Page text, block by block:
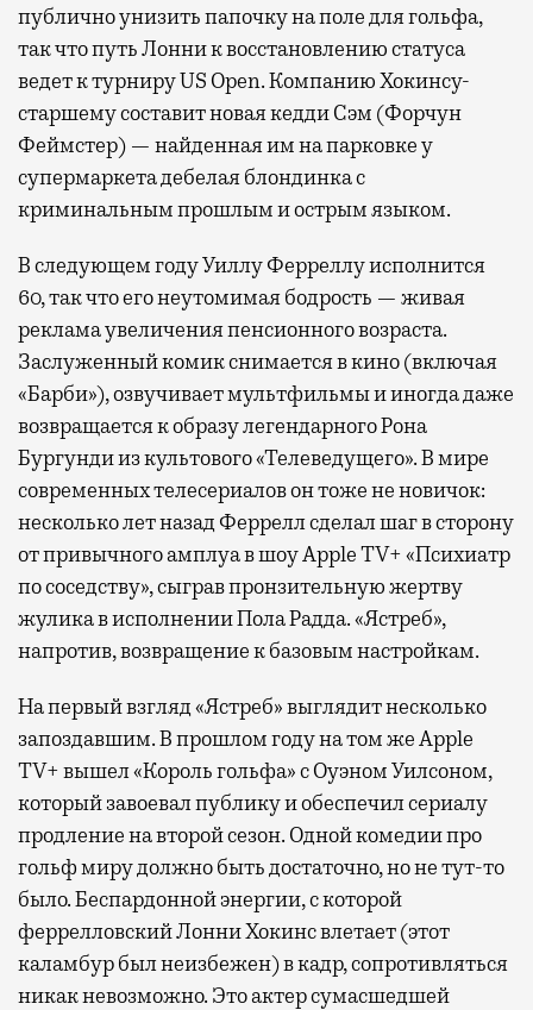
публично унизить папочку на поле для гольфа,
так что путь Лонни к восстановлению статуса
ведет к турниру US Open. Компанию Хокинсу-
старшему составит новая кедди Сэм (Форчун
Феймстер) — найденная им на парковке у
супермаркета дебелая блондинка с
криминальным прошлым и острым языком.
В следующем году Уиллу Ферреллу исполнится
60, так что его неутомимая бодрость — живая
реклама увеличения пенсионного возраста.
Заслуженный комик снимается в кино (включая
«Барби»), озвучивает мультфильмы и иногда даже
возвращается к образу легендарного Рона
Бургунди из культового «Телеведущего». В мире
современных телесериалов он тоже не новичок:
несколько лет назад Феррелл сделал шаг в сторону
от привычного амплуа в шоу Apple TV+ «Психиатр
по соседству», сыграв пронзительную жертву
жулика в исполнении Пола Радда. «Ястреб»,
напротив, возвращение к базовым настройкам.
На первый взгляд «Ястреб» выглядит несколько
запоздавшим. В прошлом году на том же Apple
TV+ вышел «Король гольфа» с Оуэном Уилсоном,
который завоевал публику и обеспечил сериалу
продление на второй сезон. Одной комедии про
гольф миру должно быть достаточно, но не тут-то
было. Беспардонной энергии, с которой
феррелловский Лонни Хокинс влетает (этот
каламбур был неизбежен) в кадр, сопротивляться
никак невозможно. Это актер сумасшедшей